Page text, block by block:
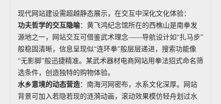
现代网站建设需超越静态展示，在交互中深化文化体验：
功夫哲学的交互隐喻：黄飞鸿纪念馆所在的西樵山是南拳发
源地之一，网站交互可借鉴武术理念——导航设计如“扎马步”
般稳固清晰，信息呈现似“连环拳”般层层递进，搜索功能像
“无影脚”般迅捷精准。某武术器材电商网站用拳法招式命名筛
选条件，创造独特的购物体验。
水乡意境的动态营造：南海河网密布，水系文化深厚。网站
背景可加入若隐若现的涟漪动画，滚动效果模仿轻舟划过水